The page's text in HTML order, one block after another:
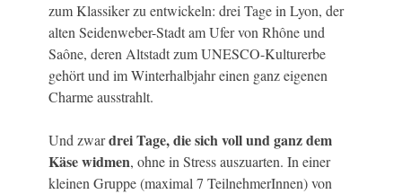
zum Klassiker zu entwickeln: drei Tage in Lyon, der
alten Seidenweber-Stadt am Ufer von Rhône und
Saône, deren Altstadt zum UNESCO-Kulturerbe
gehört und im Winterhalbjahr einen ganz eigenen
Charme ausstrahlt.
Und zwardrei Tage, die sich voll und ganz dem
Käse widmen, ohne in Stress auszuarten. In einer
kleinen Gruppe (maximal 7 TeilnehmerInnen) von